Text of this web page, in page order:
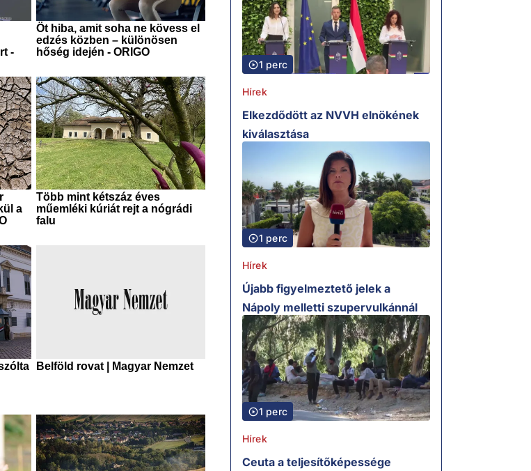
1 perc
Hírek
Elkezdődött az NVVH elnökének
kiválasztása
1 perc
Hírek
Újabb figyelmeztető jelek a
Nápoly melletti szupervulkánnál
1 perc
Hírek
Ceuta a teljesítőképessége